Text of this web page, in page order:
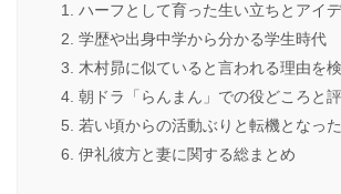
ハーフとして育った生い立ちとアイ
学歴や出身中学から分かる学生時代
木村昴に似ていると言われる理由を
朝ドラ「らんまん」での役どころと
若い頃からの活動ぶりと転機となっ
伊礼彼方と妻に関する総まとめ